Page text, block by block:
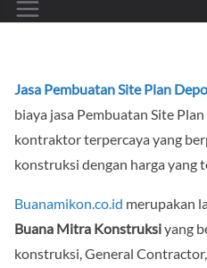
Jasa Pembuatan Site Plan
biaya jasa Pembuatan Site
kontraktor terpercaya yang
konstruksi dengan harga yang
Buanamikon.co.id merupakan
Buana Mitra Konstruksiyang
konstruksi, General